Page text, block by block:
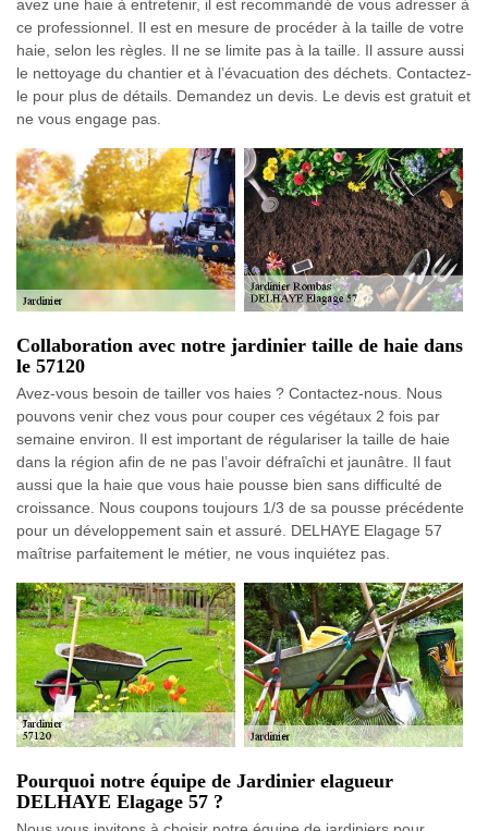
avez une haie à entretenir, il est recommandé de vous adresser à
ce professionnel. Il est en mesure de procéder à la taille de votre
haie, selon les règles. Il ne se limite pas à la taille. Il assure aussi
le nettoyage du chantier et à l’évacuation des déchets. Contactez-
le pour plus de détails. Demandez un devis. Le devis est gratuit et
ne vous engage pas.
Collaboration avec notre jardinier taille de haie dans
le 57120
Avez-vous besoin de tailler vos haies ? Contactez-nous. Nous
pouvons venir chez vous pour couper ces végétaux 2 fois par
semaine environ. Il est important de régulariser la taille de haie
dans la région afin de ne pas l’avoir défraîchi et jaunâtre. Il faut
aussi que la haie que vous haie pousse bien sans difficulté de
croissance. Nous coupons toujours 1/3 de sa pousse précédente
pour un développement sain et assuré. DELHAYE Elagage 57
maîtrise parfaitement le métier, ne vous inquiétez pas.
Pourquoi notre équipe de Jardinier elagueur
DELHAYE Elagage 57 ?